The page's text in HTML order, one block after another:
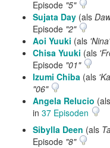
Episode "5"
Sujata Day (als
Episode "2"
Aoi Yuuki (als 'Nina'
Chisa Yuuki (als
Episode "01"
Izumi Chiba (als
"06"
Angela Relucio (als
in 37 Episoden
Sibylla Deen (als
Episode "8"